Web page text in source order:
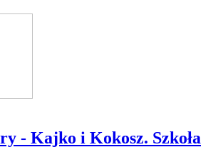
- Kajko i Kokosz. Szkoła